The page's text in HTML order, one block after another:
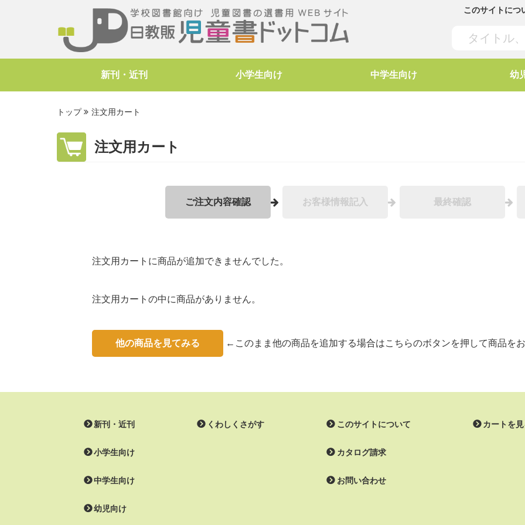
このサイトにつ
新刊・近刊 小学生向け 中学生向け 幼
トップ 注文用カート
注文用カート
ご注文内容確認 お客様情報記入 最終確認
注文用カートに商品が追加できませんでした。
注文用カートの中に商品がありません。
他の商品を見てみる ←このまま他の商品を追加する場合はこちらのボタンを押して商品をお
新刊・近刊
小学生向け
中学生向け
幼児向け
くわしくさがす このサイトについて
カタログ請求
お問い合わせ
カートを見